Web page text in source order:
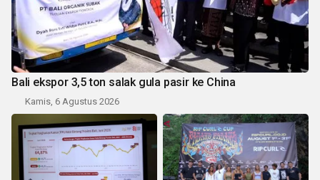
Bali ekspor 3,5 ton salak gula pasir ke China
Kamis, 6 Agustus 2026